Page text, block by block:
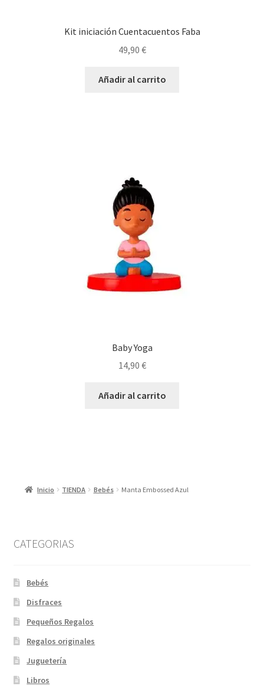
Kit iniciación Cuentacuentos Faba
49,90 €
Añadir al carrito
Baby Yoga
14,90 €
Añadir al carrito
Inicio TIENDA Bebés Manta Embossed Azul
CATEGORIAS
Bebés
Disfraces
Pequeños Regalos
Regalos originales
Juguetería
Libros